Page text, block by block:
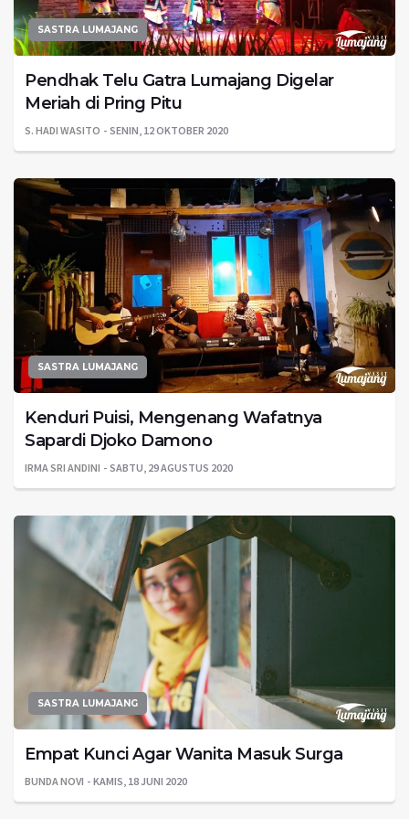
SASTRA LUMAJANG
Pendhak Telu Gatra Lumajang Digelar
Meriah di Pring Pitu
S. HADI WASITO SENIN, 12 OKTOBER 2020
SASTRA LUMAJANG
Kenduri Puisi, Mengenang Wafatnya
Sapardi Djoko Damono
IRMA SRI ANDINI SABTU, 29 AGUSTUS 2020
SASTRA LUMAJANG
Empat Kunci Agar Wanita Masuk Surga
BUNDA NOVI KAMIS, 18 JUNI 2020